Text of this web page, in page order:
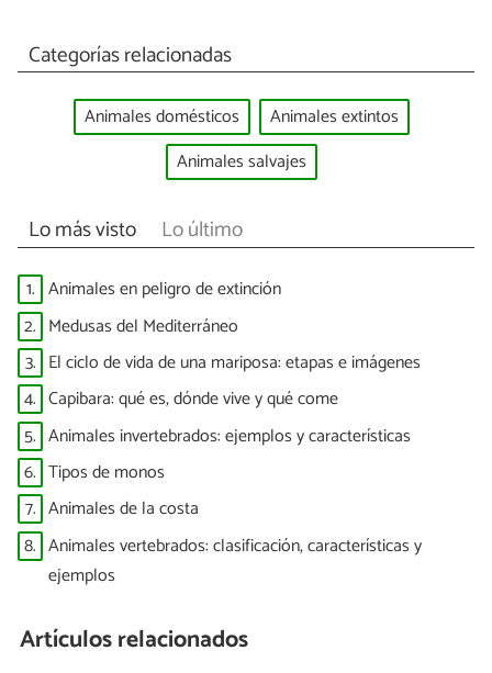
Categorías relacionadas
Animales domésticos
Animales extintos
Animales salvajes
Lo más visto Lo último
1. Animales en peligro de extinción
2. Medusas del Mediterráneo
3. El ciclo de vida de una mariposa: etapas e imágenes
4. Capibara: qué es, dónde vive y qué come
5. Animales invertebrados: ejemplos y características
6. Tipos de monos
7. Animales de la costa
8. Animales vertebrados: clasificación, características y
ejemplos
Artículos relacionados